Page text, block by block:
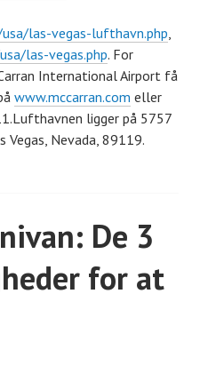
las-vegas-lufthavn.php
las-vegas.php. For
International Airport få
www.mccarran.com eller
ligger på 5757
Vegas, Nevada, 89119.
De 3
for at